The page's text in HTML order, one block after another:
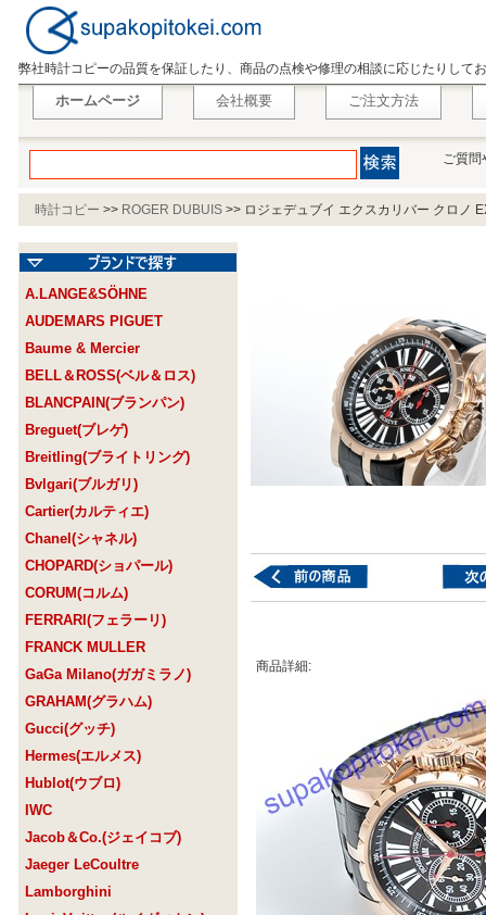
弊社時計コピーの品質を保証したり、商品の点検や修理の相談に応じたりして
ホームページ 会社概要 ご注文方法
ご質問
時計コピー >> ROGER DUBUIS >> ロジェデュブイ エクスカリバー クロノ
A.LANGE&SÖHNE
AUDEMARS PIGUET
Baume & Mercier
BELL＆ROSS(ベル＆ロス)
BLANCPAIN(ブランパン)
Breguet(ブレゲ)
Breitling(ブライトリング)
Bvlgari(ブルガリ)
Cartier(カルティエ)
Chanel(シャネル)
CHOPARD(ショパール)
CORUM(コルム)
FERRARI(フェラーリ)
FRANCK MULLER
GaGa Milano(ガガミラノ)
GRAHAM(グラハム)
Gucci(グッチ)
Hermes(エルメス)
Hublot(ウブロ)
IWC
Jacob＆Co.(ジェイコブ)
Jaeger LeCoultre
Lamborghini
商品詳細: